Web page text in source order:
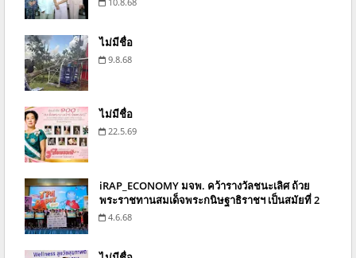
ไม่มีชื่อ
9.8.68
ไม่มีชื่อ
22.5.69
iRAP_ECONOMY มจพ. คว้ารางวัลชนะเลิศ ถ้วย
พระราชทานสมเด็จพระกนิษฐาธิราชฯ เป็นสมัยที่ 2
4.6.68